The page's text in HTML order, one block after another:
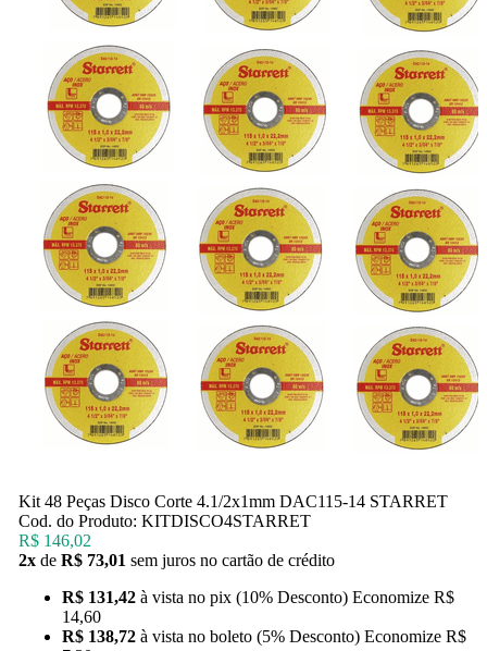
Kit 48 Peças Disco Corte 4.1/2x1mm DAC115-14 STARRET
Cod. do Produto: KITDISCO4STARRET
R$ 146,02
2xde R$ 73,01 sem juros no cartão de crédito
R$ 131,42 à vista no pix (10% Desconto) Economize R$
14,60
R$ 138,72 à vista no boleto (5% Desconto) Economize R$